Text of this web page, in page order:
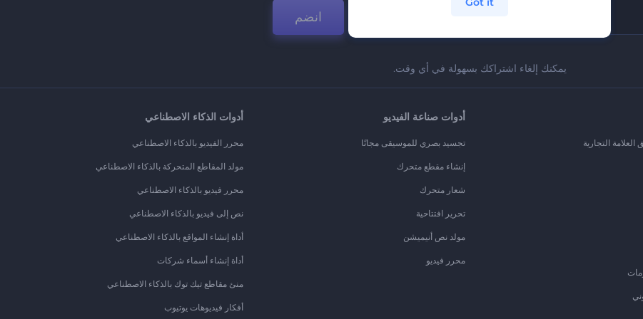
انضم
يمكنك إلغاء اشتراكك بسهولة في أي وقت.
التجارية
أدوات صناعة الفيديو
تجسيد بصري للموسيقى مجانًا
إنشاء مقطع متحرك
شعار متحرك
تحرير افتتاحية
مولد نص أنيميشن
محرر فيديو
أدوات الذكاء الاصطناعي
محرر الفيديو بالذكاء الاصطناعي
مولد المقاطع المتحركة بالذكاء الاصطناعي
محرر فيديو بالذكاء الاصطناعي
نص إلى فيديو بالذكاء الاصطناعي
أداة إنشاء المواقع بالذكاء الاصطناعي
أداة إنشاء أسماء شركات
منئ مقاطع تيك توك بالذكاء الاصطناعي
أفكار فيديوهات يوتيوب